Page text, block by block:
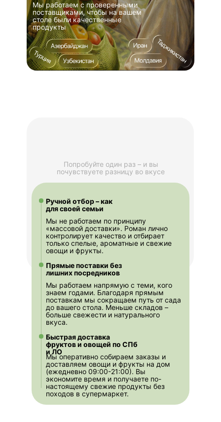
Мы работаем с проверенными
поставщиками, чтобы на вашем
столе были качественные
продукты
Попробуйте один раз – и вы
почувствуете разницу во вкусе
Мы не работаем по принципу
«массовой доставки». Роман лично
контролирует качество и отбирает
только спелые, ароматные и свежие
овощи и фрукты.
Ручной отбор – как
для своей семьи
Мы работаем напрямую с теми, кого
знаем годами. Благодаря прямым
поставкам мы сокращаем путь от сада
до вашего стола. Меньше складов –
больше свежести и натурального
вкуса.
Прямые поставки без
лишних посредников
Мы оперативно собираем заказы и
доставляем овощи и фрукты на дом
(ежедневно 09:00-21:00). Вы
экономите время и получаете по-
настоящему свежие продукты без
походов в супермаркет.
Быстрая доставка
фруктов и овощей по СПб
и ЛО